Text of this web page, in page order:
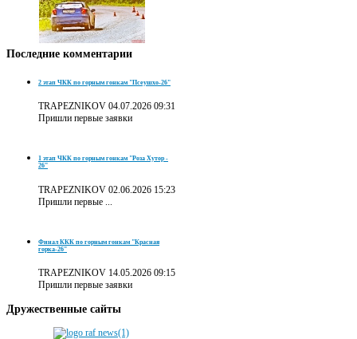
Последние комментарии
2 этап ЧКК по горным гонкам "Псеушхо-26"
TRAPEZNIKOV 04.07.2026 09:31
Пришли первые заявки
1 этап ЧКК по горным гонкам "Роза Хутор -
26"
TRAPEZNIKOV 02.06.2026 15:23
Пришли первые ...
Финал ККК по горным гонкам "Красная
горка-26"
TRAPEZNIKOV 14.05.2026 09:15
Пришли первые заявки
Дружественные сайты